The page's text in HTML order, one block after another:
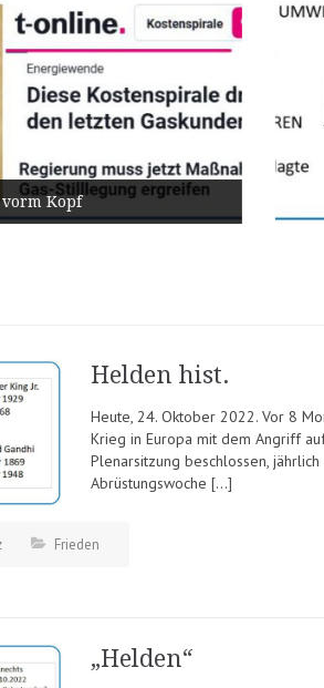
Helden hist.
Heute, 24. Oktober 2022. Vor 8
Krieg in Europa mit dem Angriff
Plenarsitzung beschlossen,
Abrüstungswoche […]
Frieden
„Helden“